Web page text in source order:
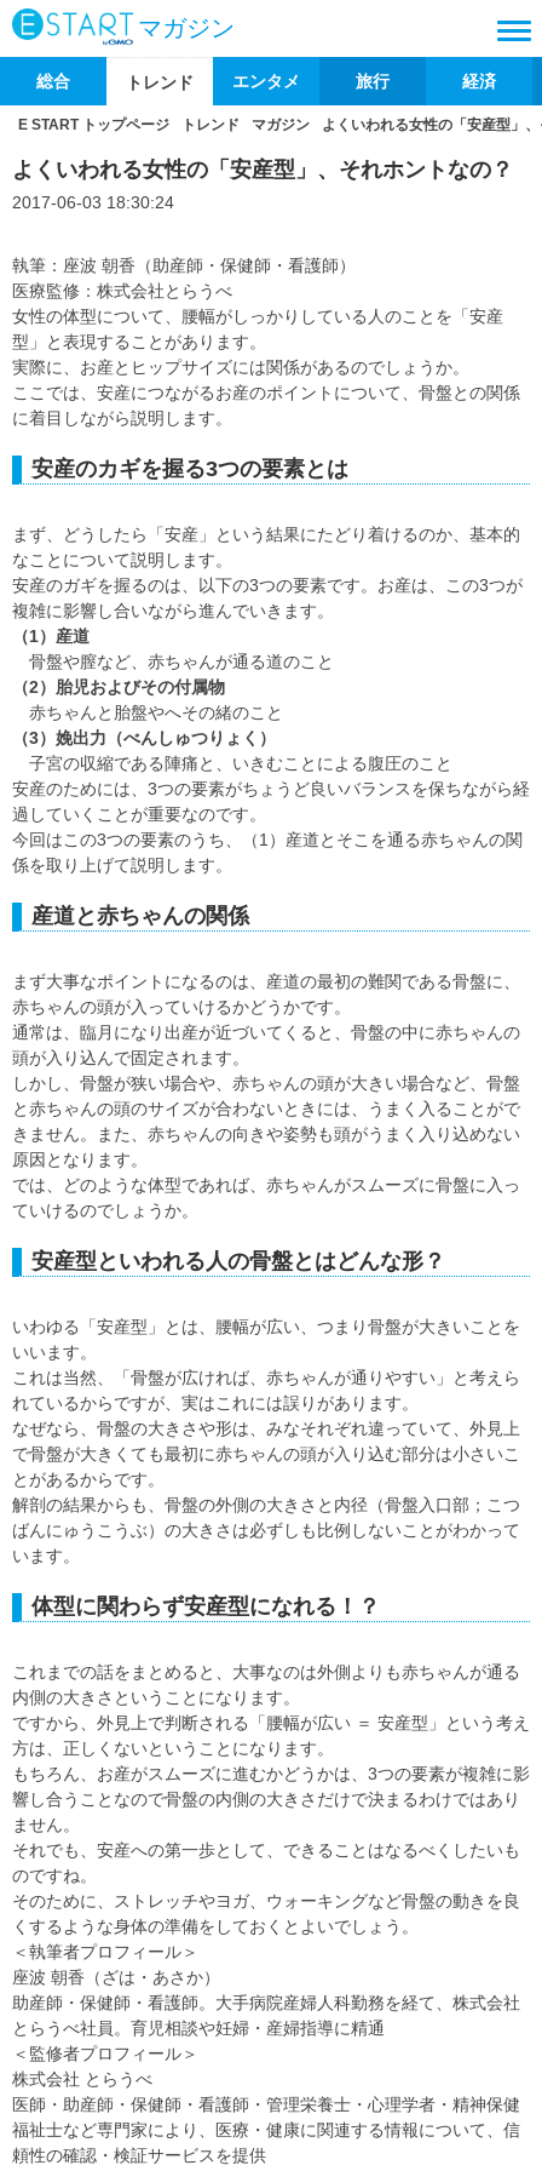
マガジン
総合 トレンド エンタメ 旅行 経済
E START トップページ トレンド マガジン よくいわれる女性の「安産型」
よくいわれる女性の「安産型」、それホントなの？
2017-06-03 18:30:24
執筆：座波 朝香（助産師・保健師・看護師）
医療監修：株式会社とらうべ
女性の体型について、腰幅がしっかりしている人のことを「安産
型」と表現することがあります。
実際に、お産とヒップサイズには関係があるのでしょうか。
ここでは、安産につながるお産のポイントについて、骨盤との関係
に着目しながら説明します。
安産のカギを握る3つの要素とは
まず、どうしたら「安産」という結果にたどり着けるのか、基本的
なことについて説明します。
安産のガギを握るのは、以下の3つの要素です。お産は、この3つが
複雑に影響し合いながら進んでいきます。
（1）産道
骨盤や膣など、赤ちゃんが通る道のこと
（2）胎児およびその付属物
赤ちゃんと胎盤やへその緒のこと
（3）娩出力（べんしゅつりょく）
子宮の収縮である陣痛と、いきむことによる腹圧のこと
安産のためには、3つの要素がちょうど良いバランスを保ちながら経
過していくことが重要なのです。
今回はこの3つの要素のうち、（1）産道とそこを通る赤ちゃんの関
係を取り上げて説明します。
産道と赤ちゃんの関係
まず大事なポイントになるのは、産道の最初の難関である骨盤に、
赤ちゃんの頭が入っていけるかどうかです。
通常は、臨月になり出産が近づいてくると、骨盤の中に赤ちゃんの
頭が入り込んで固定されます。
しかし、骨盤が狭い場合や、赤ちゃんの頭が大きい場合など、骨盤
と赤ちゃんの頭のサイズが合わないときには、うまく入ることがで
きません。また、赤ちゃんの向きや姿勢も頭がうまく入り込めない
原因となります。
では、どのような体型であれば、赤ちゃんがスムーズに骨盤に入っ
ていけるのでしょうか。
安産型といわれる人の骨盤とはどんな形？
いわゆる「安産型」とは、腰幅が広い、つまり骨盤が大きいことを
いいます。
これは当然、「骨盤が広ければ、赤ちゃんが通りやすい」と考えら
れているからですが、実はこれには誤りがあります。
なぜなら、骨盤の大きさや形は、みなそれぞれ違っていて、外見上
で骨盤が大きくても最初に赤ちゃんの頭が入り込む部分は小さいこ
とがあるからです。
解剖の結果からも、骨盤の外側の大きさと内径（骨盤入口部；こつ
ばんにゅうこうぶ）の大きさは必ずしも比例しないことがわかって
います。
体型に関わらず安産型になれる！？
これまでの話をまとめると、大事なのは外側よりも赤ちゃんが通る
内側の大きさということになります。
ですから、外見上で判断される「腰幅が広い ＝ 安産型」という考え
方は、正しくないということになります。
もちろん、お産がスムーズに進むかどうかは、3つの要素が複雑に影
響し合うことなので骨盤の内側の大きさだけで決まるわけではあり
ません。
それでも、安産への第一歩として、できることはなるべくしたいも
のですね。
そのために、ストレッチやヨガ、ウォーキングなど骨盤の動きを良
くするような身体の準備をしておくとよいでしょう。
＜執筆者プロフィール＞
座波 朝香（ざは・あさか）
助産師・保健師・看護師。大手病院産婦人科勤務を経て、株式会社
とらうべ社員。育児相談や妊婦・産婦指導に精通
＜監修者プロフィール＞
株式会社 とらうべ
医師・助産師・保健師・看護師・管理栄養士・心理学者・精神保健
福祉士など専門家により、医療・健康に関連する情報について、信
頼性の確認・検証サービスを提供